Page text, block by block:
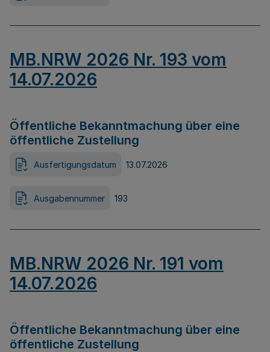
MB.NRW 2026 Nr. 193 vom
14.07.2026
Öffentliche Bekanntmachung über eine
öffentliche Zustellung
Ausfertigungsdatum 13.07.2026
Ausgabennummer 193
MB.NRW 2026 Nr. 191 vom
14.07.2026
Öffentliche Bekanntmachung über eine
öffentliche Zustellung